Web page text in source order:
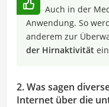
Auch in der
Anwendung. So
anderem zur
der Hirnaktivität
2. Was sagen
Internet über die